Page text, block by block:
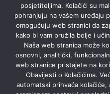
posjetiteljima. Kolačići su
pohranjuju na vašem uređaju
omogućuju web stranici da
kako bi vam pružila bolje i
Naša web stranica može
osnovni, analitički,
web stranice pristajete na
Obavijesti o Kolačićima.
automatski prihvaća